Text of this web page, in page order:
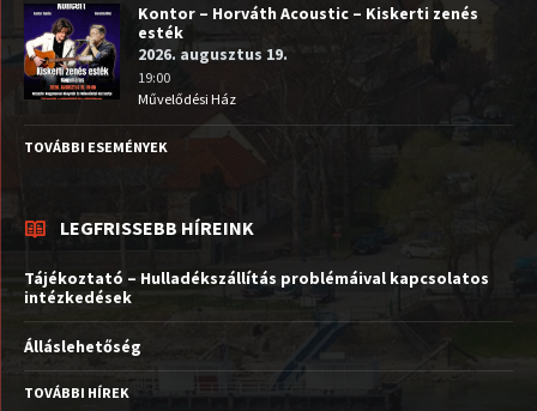
Kontor – Horváth Acoustic – Kiskerti zenés
esték
2026. augusztus 19.
19:00
Művelődési Ház
TOVÁBBI ESEMÉNYEK
LEGFRISSEBB HÍREINK
Tájékoztató – Hulladékszállítás problémáival kapcsolatos
intézkedések
Álláslehetőség
TOVÁBBI HÍREK